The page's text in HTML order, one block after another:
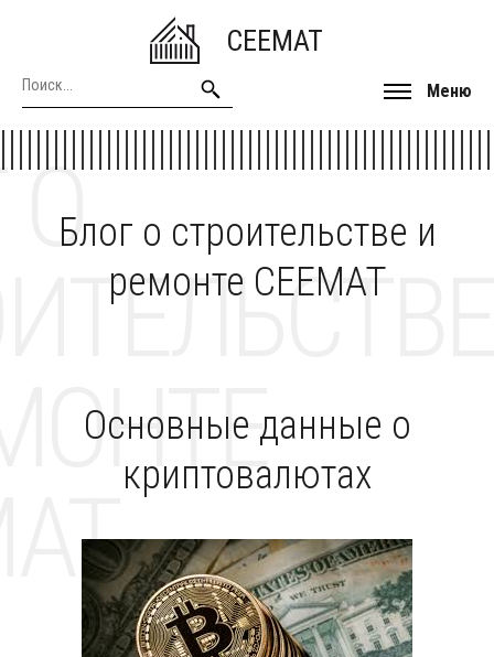
CEEMAT
Меню
Блог о строительстве и
ремонте CEEMAT
О
Основные данные о
криптовалютах